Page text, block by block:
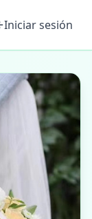
Iniciar sesión